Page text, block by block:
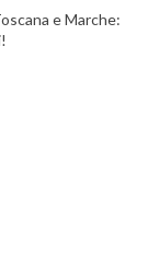
e Marche: